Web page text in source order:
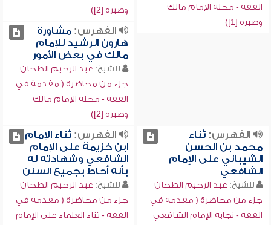
الفقه - محنة الإمام مالك
وصبره [1])
وصبره [2])
الفهرس:مشاورة
هارون الرشيد للإمام
مالك في بعض الأمور
للشيخ: عبد الرحيم الطحان
جزء من محاضرة ( مقدمة في
الفقه - محنة الإمام مالك
وصبره [2])
الفهرس:ثناء
محمد بن الحسن
الشيباني على الإمام
الشافعي
للشيخ: عبد الرحيم الطحان
جزء من محاضرة ( مقدمة في
الفقه - نجابة الإمام الشافعي
الفهرس:ثناء الإمام
ابن خزيمة على الإمام
الشافعي وشهادته له
بأنه أحاط بجميع السنن
للشيخ: عبد الرحيم الطحان
جزء من محاضرة ( مقدمة في
الفقه - ثناء العلماء على الإمام